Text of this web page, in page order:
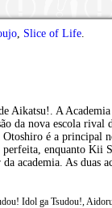
, Slice of Life.
Aikatsu!. A
da nova escola rival
é a principal
enquanto Kii
academia. As duas
Idol ga Tsudou!,